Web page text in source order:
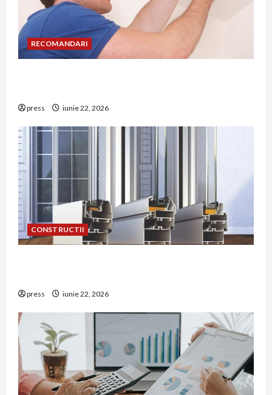
RECOMANDARI
press iunie 22, 2026
CONSTRUCTII
press iunie 22, 2026